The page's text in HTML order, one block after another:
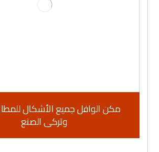
مكن الوافل جميع الأشكال
وتركى الصنع